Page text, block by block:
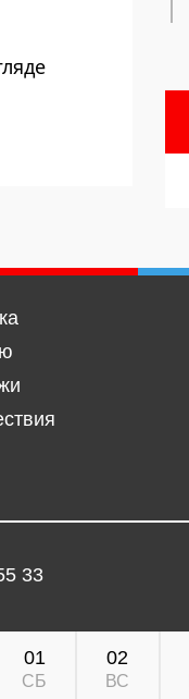
33
01
СБ
02
ВС